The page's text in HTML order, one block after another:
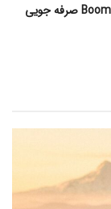
چرا Millennials ها باید دو برابر Boomers صرفه جویی